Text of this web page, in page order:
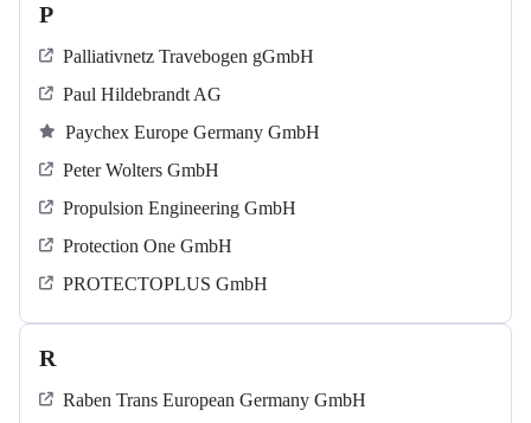
P
Palliativnetz Travebogen gGmbH
Paul Hildebrandt AG
Paychex Europe Germany GmbH
Peter Wolters GmbH
Propulsion Engineering GmbH
Protection One GmbH
PROTECTOPLUS GmbH
R
Raben Trans European Germany GmbH